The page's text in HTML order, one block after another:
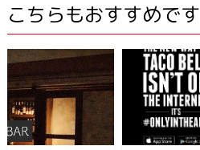
こちらもおすすめです